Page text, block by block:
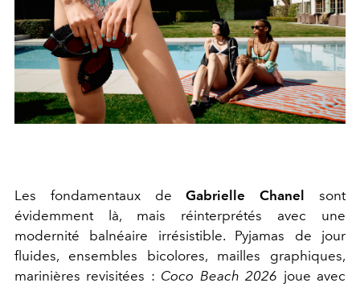
Les fondamentaux deGabrielle Chanel
sont
évidemment là, mais réinterprétés avec une
modernité balnéaire irrésistible. Pyjamas de jour
fluides, ensembles bicolores, mailles graphiques,
marinières revisitées : Coco Beach 2026 joue avec